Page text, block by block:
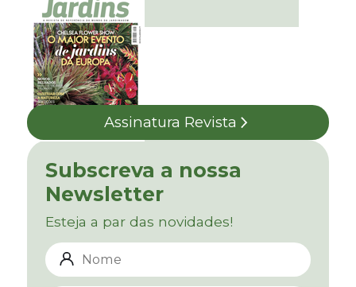
Assinatura Revista
Subscreva a nossa
Newsletter
Esteja a par das novidades!